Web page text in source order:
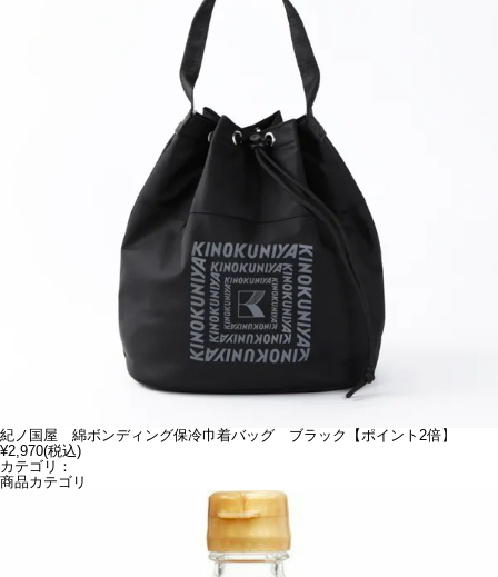
紀ノ国屋 綿ボンディング保冷巾着バッグ ブラック【ポイント2倍】
¥2,970(税込)
カテゴリ：
商品カテゴリ